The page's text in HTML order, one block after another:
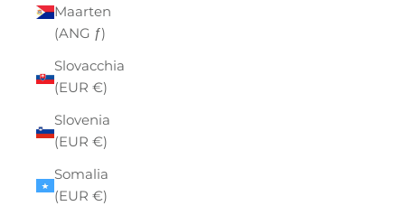
Maarten
(ANG ƒ)
Slovacchia
(EUR €)
Slovenia
(EUR €)
Somalia
(EUR €)